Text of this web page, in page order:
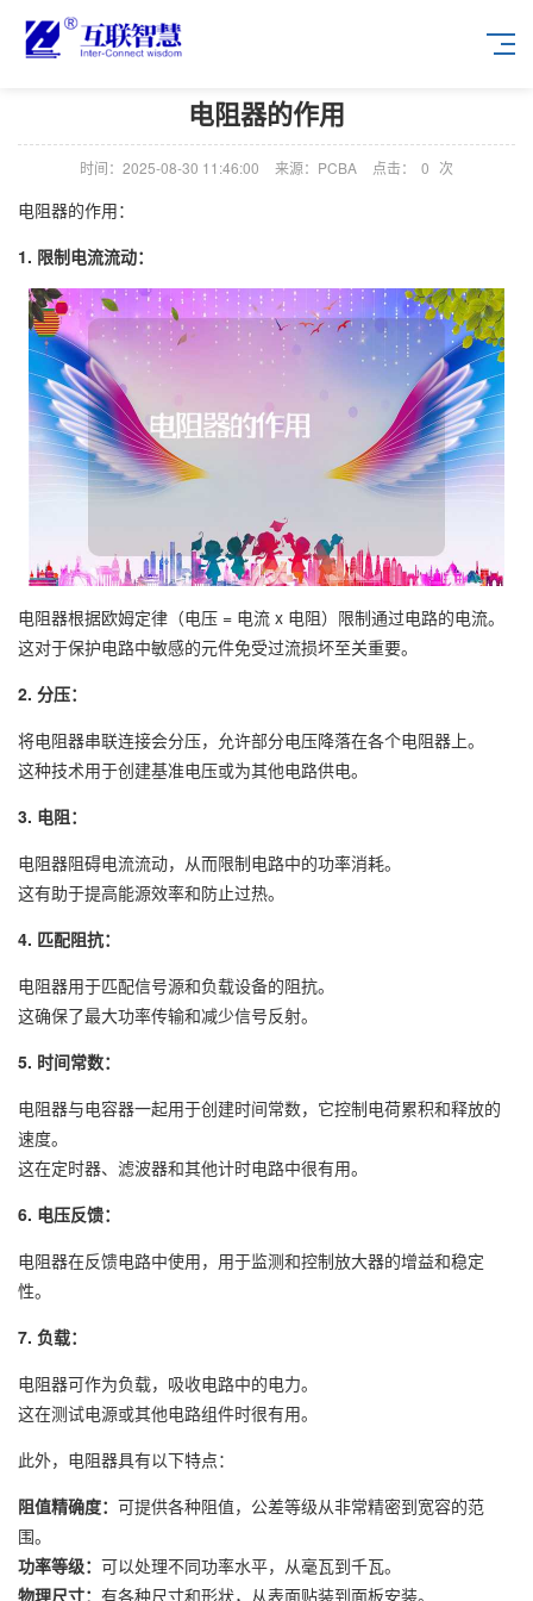
电阻器的作用
时间：2025-08-30 11:46:00 来源：PCBA 点击： 0 次
电阻器的作用：
1. 限制电流流动：
电阻器根据欧姆定律（电压 = 电流 x 电阻）限制通过电路的电流。
这对于保护电路中敏感的元件免受过流损坏至关重要。
2. 分压：
将电阻器串联连接会分压，允许部分电压降落在各个电阻器上。
这种技术用于创建基准电压或为其他电路供电。
3. 电阻：
电阻器阻碍电流流动，从而限制电路中的功率消耗。
这有助于提高能源效率和防止过热。
4. 匹配阻抗：
电阻器用于匹配信号源和负载设备的阻抗。
这确保了最大功率传输和减少信号反射。
5. 时间常数：
电阻器与电容器一起用于创建时间常数，它控制电荷累积和释放的
速度。
这在定时器、滤波器和其他计时电路中很有用。
6. 电压反馈：
电阻器在反馈电路中使用，用于监测和控制放大器的增益和稳定
性。
7. 负载：
电阻器可作为负载，吸收电路中的电力。
这在测试电源或其他电路组件时很有用。
此外，电阻器具有以下特点：
阻值精确度： 可提供各种阻值，公差等级从非常精密到宽容的范
围。
功率等级： 可以处理不同功率水平，从毫瓦到千瓦。
物理尺寸： 有各种尺寸和形状，从表面贴装到面板安装。